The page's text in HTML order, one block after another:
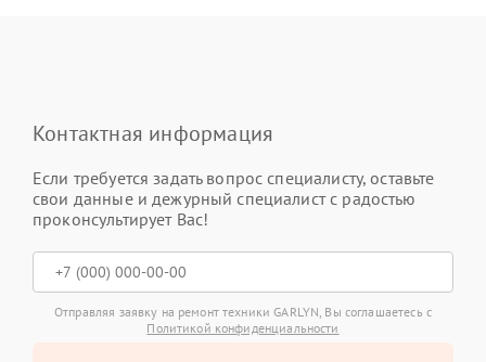
Контактная информация
Если требуется задать вопрос специалисту, оставьте
свои данные и дежурный специалист с радостью
проконсультирует Вас!
Отправляя заявку на ремонт техники GARLYN, Вы соглашаетесь с
Политикой конфиденциальности